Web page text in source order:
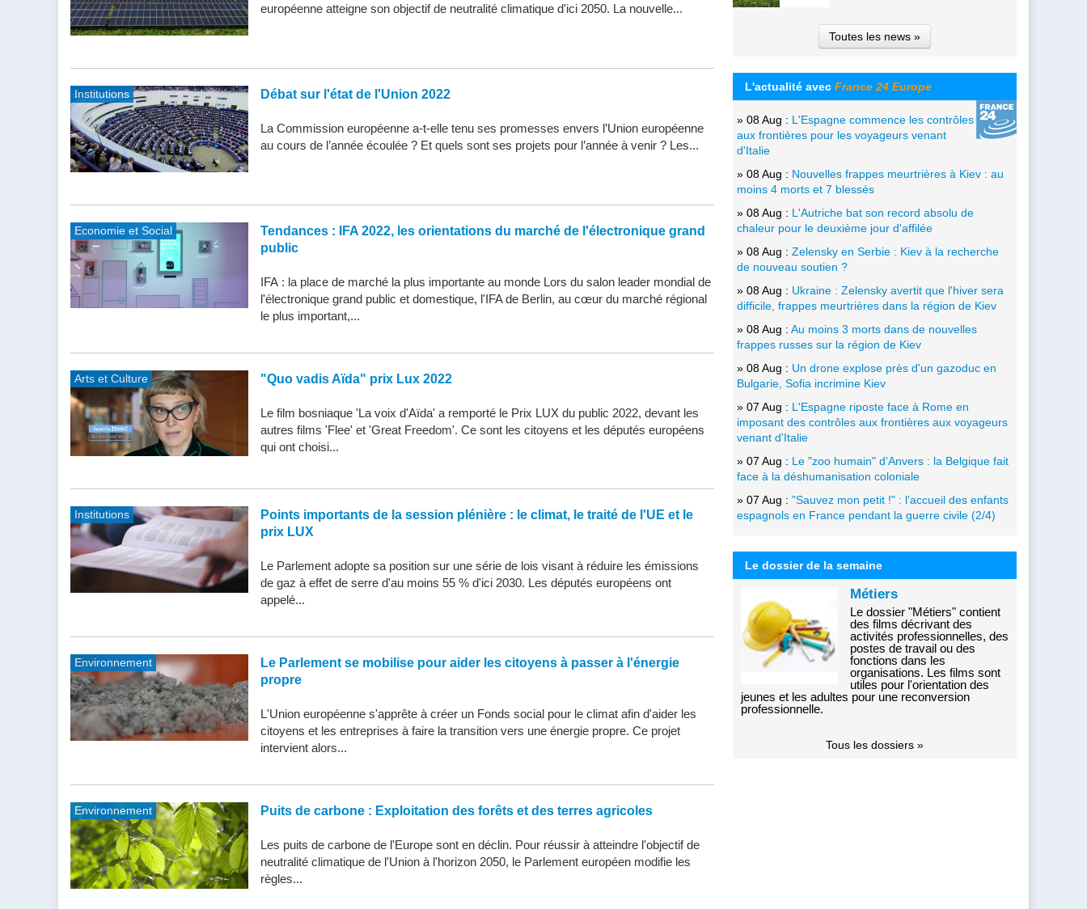
européenne atteigne son objectif de neutralité climatique d'ici 2050. La nouvelle...
Institutions Débat sur l'état de l'Union 2022
La Commission européenne a-t-elle tenu ses promesses envers l’Union européenne
au cours de l’année écoulée ? Et quels sont ses projets pour l’année à venir ? Les...
Economie et Social
Tendances : IFA 2022, les orientations du marché de l'électronique grand
public
IFA : la place de marché la plus importante au monde Lors du salon leader mondial de
l'électronique grand public et domestique, l'IFA de Berlin, au cœur du marché régional
le plus important,...
Arts et Culture "Quo vadis Aïda" prix Lux 2022
Le film bosniaque 'La voix d'Aïda' a remporté le Prix LUX du public 2022, devant les
autres films 'Flee' et 'Great Freedom'. Ce sont les citoyens et les députés européens
qui ont choisi...
Institutions
Points importants de la session plénière : le climat, le traité de l'UE et le
prix LUX
Le Parlement adopte sa position sur une série de lois visant à réduire les émissions
de gaz à effet de serre d'au moins 55 % d'ici 2030. Les députés européens ont
appelé...
Environnement
Le Parlement se mobilise pour aider les citoyens à passer à l'énergie
propre
L'Union européenne s'apprête à créer un Fonds social pour le climat afin d'aider les
citoyens et les entreprises à faire la transition vers une énergie propre. Ce projet
intervient alors...
Environnement Puits de carbone : Exploitation des forêts et des terres agricoles
Les puits de carbone de l'Europe sont en déclin. Pour réussir à atteindre l'objectif de
neutralité climatique de l'Union à l'horizon 2050, le Parlement européen modifie les
règles...
Toutes les news »
L'actualité avec France 24 Europe
» 08 Aug : L'Espagne commence les contrôles
aux frontières pour les voyageurs venant
d'Italie
» 08 Aug : Nouvelles frappes meurtrières à Kiev : au
moins 4 morts et 7 blessés
» 08 Aug : L'Autriche bat son record absolu de
chaleur pour le deuxième jour d'affilée
» 08 Aug : Zelensky en Serbie : Kiev à la recherche
de nouveau soutien ?
» 08 Aug : Ukraine : Zelensky avertit que l'hiver sera
difficile, frappes meurtrières dans la région de Kiev
» 08 Aug : Au moins 3 morts dans de nouvelles
frappes russes sur la région de Kiev
» 08 Aug : Un drone explose près d'un gazoduc en
Bulgarie, Sofia incrimine Kiev
» 07 Aug : L'Espagne riposte face à Rome en
imposant des contrôles aux frontières aux voyageurs
venant d'Italie
» 07 Aug : Le "zoo humain" d'Anvers : la Belgique fait
face à la déshumanisation coloniale
» 07 Aug : "Sauvez mon petit !" : l'accueil des enfants
espagnols en France pendant la guerre civile (2/4)
Le dossier de la semaine
Métiers
Le dossier "Métiers" contient
des films décrivant des
activités professionnelles, des
postes de travail ou des
fonctions dans les
organisations. Les films sont
utiles pour l'orientation des
jeunes et les adultes pour une reconversion
professionnelle.
Tous les dossiers »